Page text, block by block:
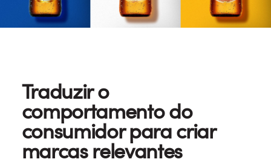
Traduzir o
comportamento do
consumidor para criar
marcas relevantes